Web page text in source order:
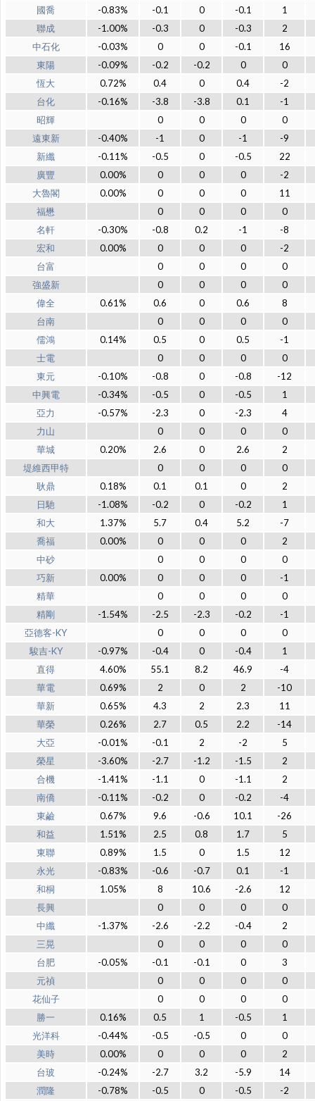
國喬
-0.83% -0.1 0 -0.1
1
聯成
-1.00% -0.3 0 -0.3
2
中石化
-0.03% 0 0 -0.1
16
東陽
-0.09% -0.2 -0.2 0
0
恆大
0.72% 0.4 0 0.4
-2
台化
-0.16% -3.8 -3.8 0.1
-1
昭輝
0 0 0
0
遠東新
-0.40% -1 0 -1
-9
新纖
-0.11% -0.5 0 -0.5
22
廣豐
0.00% 0 0 0
-2
大魯閣
0.00% 0 0 0
11
福懋
0 0 0
0
名軒
-0.30% -0.8 0.2 -1
-8
宏和
0.00% 0 0 0
-2
台富
0 0 0
0
強盛新
0 0 0
0
偉全
0.61% 0.6 0 0.6
8
台南
0 0 0
0
儒鴻
0.14% 0.5 0 0.5
-1
士電
0 0 0
0
東元
-0.10% -0.8 0 -0.8
-12
中興電
-0.34% -0.5 0 -0.5
1
亞力
-0.57% -2.3 0 -2.3
4
力山
0 0 0
0
華城
0.20% 2.6 0 2.6
2
堤維西甲特
0 0 0
0
耿鼎
0.18% 0.1 0.1 0
2
日馳
-1.08% -0.2 0 -0.2
1
和大
1.37% 5.7 0.4 5.2
-7
喬福
0.00% 0 0 0
2
中砂
0 0 0
0
巧新
0.00% 0 0 0
-1
精華
0 0 0
0
精剛
-1.54% -2.5 -2.3 -0.2
-1
亞德客-KY
0 0 0
0
駿吉-KY
-0.97% -0.4 0 -0.4
1
直得
4.60% 55.1 8.2 46.9
-4
華電
0.69% 2 0 2
-10
華新
0.65% 4.3 2 2.3
11
華榮
0.26% 2.7 0.5 2.2
-14
大亞
-0.01% -0.1 2 -2
5
榮星
-3.60% -2.7 -1.2 -1.5
2
合機
-1.41% -1.1 0 -1.1
2
南僑
-0.11% -0.2 0 -0.2
-4
東鹼
0.67% 9.6 -0.6 10.1
-26
和益
1.51% 2.5 0.8 1.7
5
東聯
0.89% 1.5 0 1.5
12
永光
-0.83% -0.6 -0.7 0.1
-1
和桐
1.05% 8 10.6 -2.6
12
長興
0 0 0
0
中纖
-1.37% -2.6 -2.2 -0.4
2
三晃
0 0 0
0
台肥
-0.05% -0.1 -0.1 0
3
元禎
0 0 0
0
花仙子
0 0 0
0
勝一
0.16% 0.5 1 -0.5
1
光洋科
-0.44% -0.5 -0.5 0
0
美時
0.00% 0 0 0
2
台玻
-0.24% -2.7 3.2 -5.9
14
潤隆
-0.78% -0.5 0 -0.5
-2